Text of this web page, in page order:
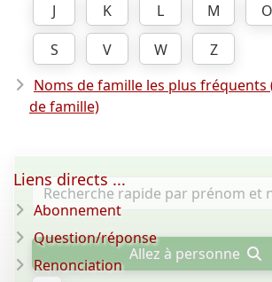
J
K L M O
S
V W
Z
Noms de famille les plus fréquents
de famille)
Allez à personne
Liens directs ...
Abonnement
Question/réponse
Renonciation